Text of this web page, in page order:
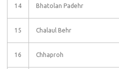
14 Bhatolan Padehr
15 Chalaul Behr
16 Chhaproh